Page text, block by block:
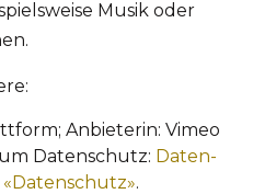
Musik oder
Anbieterin: Vimeo
Datenschutz: Daten-
«Datenschutz».